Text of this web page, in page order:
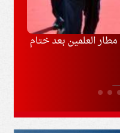
العلمين بعد ختام